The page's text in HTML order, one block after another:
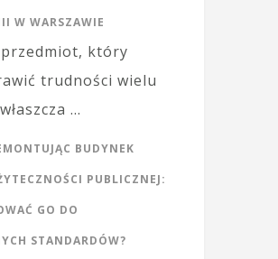
W WARSZAWIE
który
trudności wielu
…
BUDYNEK
PUBLICZNEJ:
GO DO
STANDARDÓW?